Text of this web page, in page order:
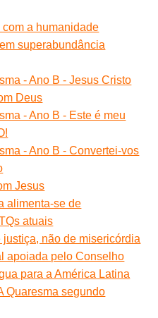
a humanidade
superabundância
- Ano B - Jesus Cristo
Deus
- Ano B - Este é meu
- Ano B - Convertei-vos
Jesus
alimenta-se de
atuais
justiça, não de misericórdia
apoiada pelo Conselho
para a América Latina
Quaresma segundo